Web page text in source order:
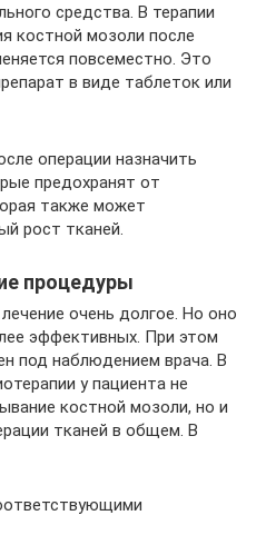
средства. В терапии
костной мозоли после
повсеместно. Это
в виде таблеток или
операции назначить
предохранят от
также может
рост тканей.
процедуры
очень долгое. Но оно
эффективных. При этом
под наблюдением врача. В
у пациента не
костной мозоли, но и
тканей в общем. В